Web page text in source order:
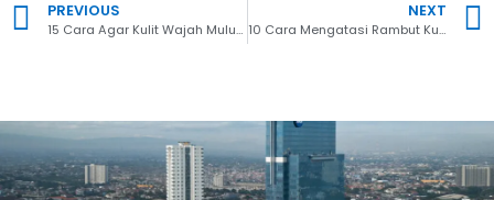
PREVIOUS
15 Cara Agar Kulit Wajah Mulus Seperti Bayi, Wajib Coba!
NEXT
10 Cara Mengatasi Rambut Kusam dan Lepek dengan Ampuh